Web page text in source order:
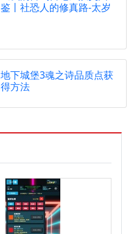
鉴丨社恐人的修真路-太岁
地下城堡3魂之诗品质点获
得方法